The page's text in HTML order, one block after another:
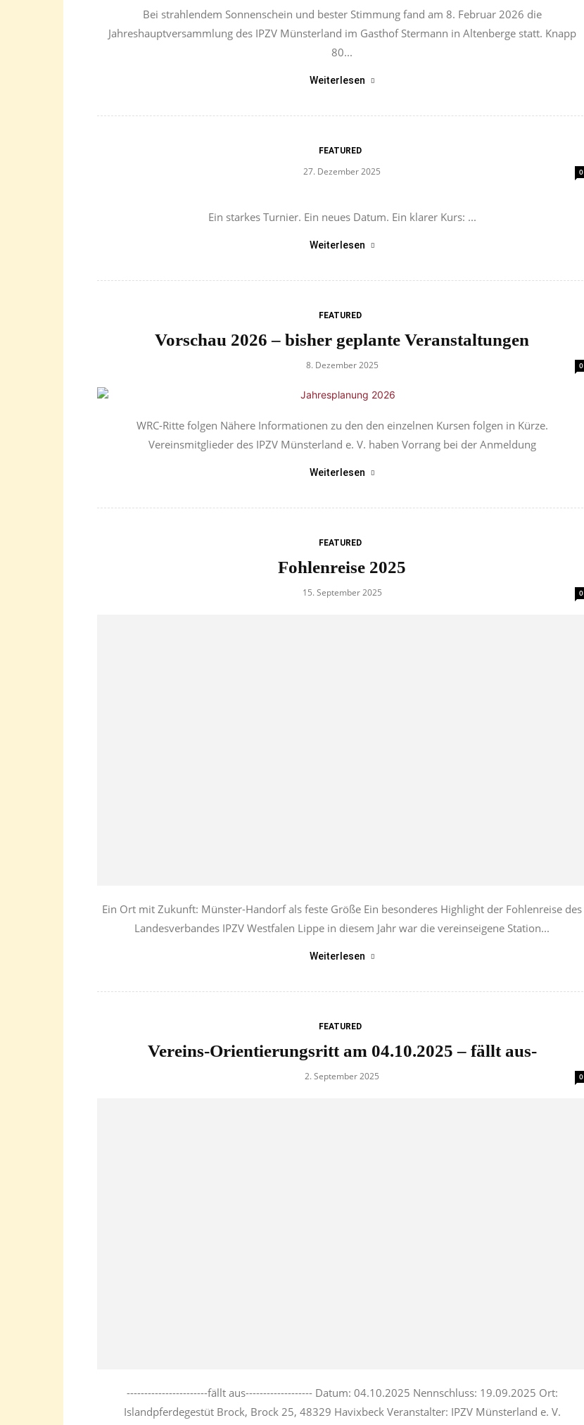
Bei strahlendem Sonnenschein und bester Stimmung fand am 8. Februar 2026 die
Jahreshauptversammlung des IPZV Münsterland im Gasthof Stermann in Altenberge statt. Knapp
80...
Weiterlesen
FEATURED
27. Dezember 2025 0
Ein starkes Turnier. Ein neues Datum. Ein klarer Kurs: ...
Weiterlesen
FEATURED
Vorschau 2026 – bisher geplante Veranstaltungen
8. Dezember 2025 0
WRC-Ritte folgen Nähere Informationen zu den den einzelnen Kursen folgen in Kürze.
Vereinsmitglieder des IPZV Münsterland e. V. haben Vorrang bei der Anmeldung
Weiterlesen
FEATURED
Fohlenreise 2025
15. September 2025 0
Ein Ort mit Zukunft: Münster-Handorf als feste Größe Ein besonderes Highlight der Fohlenreise des
Landesverbandes IPZV Westfalen Lippe in diesem Jahr war die vereinseigene Station...
Weiterlesen
FEATURED
Vereins-Orientierungsritt am 04.10.2025 – fällt aus-
2. September 2025 0
-----------------------fällt aus------------------- Datum: 04.10.2025 Nennschluss: 19.09.2025 Ort:
Islandpferdegestüt Brock, Brock 25, 48329 Havixbeck Veranstalter: IPZV Münsterland e. V.